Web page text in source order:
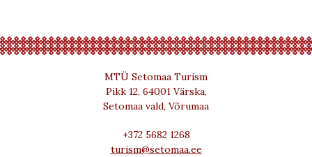
MTÜ Setomaa Turism
Pikk 12, 64001 Värska,
Setomaa vald, Võrumaa
+372 5682 1268
turism@setomaa.ee